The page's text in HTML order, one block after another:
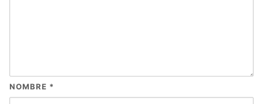
NOMBRE *